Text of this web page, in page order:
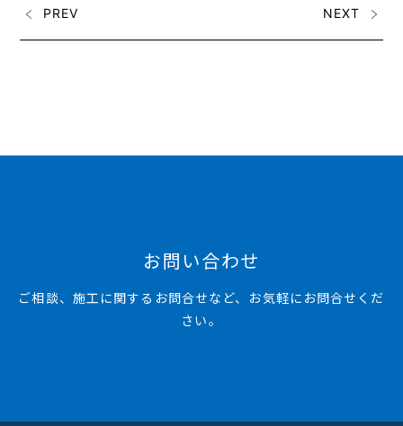
PREV NEXT
お問い合わせ
ご相談、施工に関するお問合せなど、お気軽にお問合せくだ
さい。